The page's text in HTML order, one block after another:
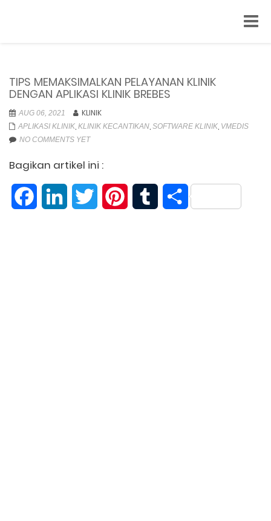
TIPS MEMAKSIMALKAN PELAYANAN KLINIK
DENGAN APLIKASI KLINIK BREBES
AUG 06, 2021 KLINIK
APLIKASI KLINIK KLINIK KECANTIKAN SOFTWARE KLINIK VMEDIS
NO COMMENTS YET
Bagikan artikel ini :
FacebookLinkedIn Twitter PinterestTumblrShare